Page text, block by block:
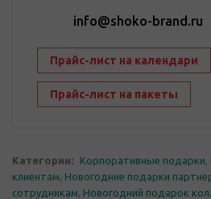
info@shoko-brand.ru
Прайс-лист на календари
Прайс-лист на пакеты
Категории: Корпоративные подарки,
клиентам, Новогодние подарки
сотрудникам, Новогодний подарок